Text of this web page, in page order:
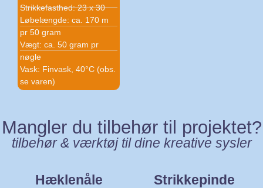
Strikkefasthed: 23 x 30
Løbelængde: ca. 170 m
pr 50 gram
Vægt: ca. 50 gram pr
nøgle
Vask: Finvask, 40°C (obs.
se varen)
Mangler du tilbehør til projektet?
tilbehør & værktøj til dine kreative sysler
Hæklenåle Strikkepinde